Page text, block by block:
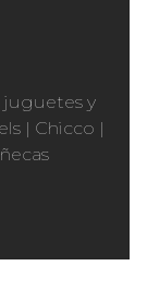
juguetes y
| Chicco |